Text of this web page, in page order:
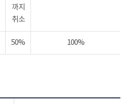
까지
취소
50% 100%